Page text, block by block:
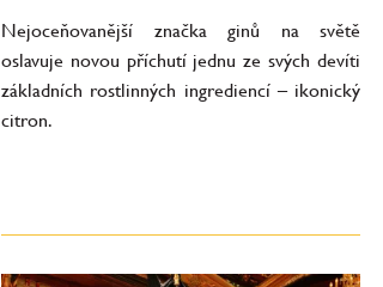
Nejoceňovanější značka ginů na světě
oslavuje novou příchutí jednu ze svých devíti
základních rostlinných ingrediencí – ikonický
citron.